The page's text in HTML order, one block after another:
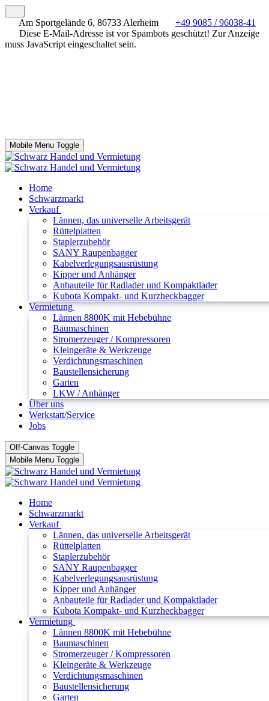
Am Sportgelände 6, 86733 Alerheim
+49 9085 / 96038-41
Diese E-Mail-Adresse ist vor Spambots geschützt! Zur Anzeige
muss JavaScript eingeschaltet sein.
Mobile Menu Toggle
Home
Schwarzmarkt
Verkauf
Lännen, das universelle Arbeitsgerät
Rüttelplatten
Staplerzubehör
SANY Raupenbagger
Kabelverlegungsausrüstung
Kipper und Anhänger
Anbauteile für Radlader und Kompaktlader
Kubota Kompakt- und Kurzheckbagger
Vermietung
Lännen 8800K mit Hebebühne
Baumaschinen
Stromerzeuger / Kompressoren
Kleingeräte & Werkzeuge
Verdichtungsmaschinen
Baustellensicherung
Garten
LKW / Anhänger
Über uns
Werkstatt/Service
Jobs
Off-Canvas Toggle
Mobile Menu Toggle
Home
Schwarzmarkt
Verkauf
Lännen, das universelle Arbeitsgerät
Rüttelplatten
Staplerzubehör
SANY Raupenbagger
Kabelverlegungsausrüstung
Kipper und Anhänger
Anbauteile für Radlader und Kompaktlader
Kubota Kompakt- und Kurzheckbagger
Vermietung
Lännen 8800K mit Hebebühne
Baumaschinen
Stromerzeuger / Kompressoren
Kleingeräte & Werkzeuge
Verdichtungsmaschinen
Baustellensicherung
Garten